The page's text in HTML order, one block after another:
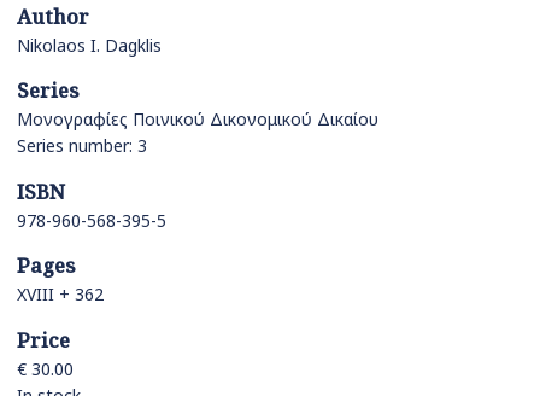
Author
Nikolaos I. Dagklis
Series
Μονογραφίες Ποινικού Δικονομικού Δικαίου
Series number: 3
ISBN
978-960-568-395-5
Pages
XVIII + 362
Price
€ 30.00